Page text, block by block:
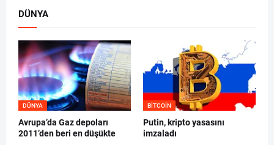
DÜNYA
DÜNYA
Avrupa’da Gaz depoları
2011’den beri en düşükte
BITCOIN
Putin, kripto yasasını
imzaladı